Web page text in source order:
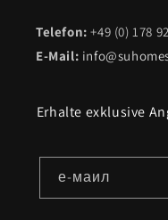
Telefon: +49 (0) 178
E-Mail:
Erhalte exklusive
е-маил